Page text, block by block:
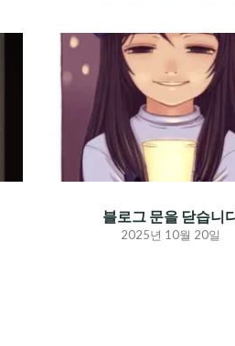
블로그 문을 닫습니
2025년 10월 20일